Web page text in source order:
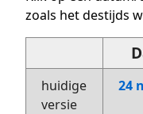
zoals het destijds
huidige
versie
24